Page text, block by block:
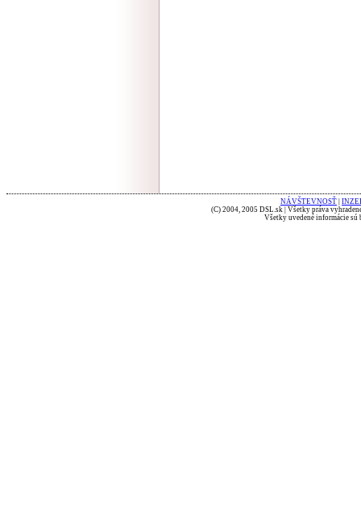
NÁVŠTEVNOSŤ
(C) 2004, 2005 DSL.sk | Všetky práva
Všetky uvedené informácie sú